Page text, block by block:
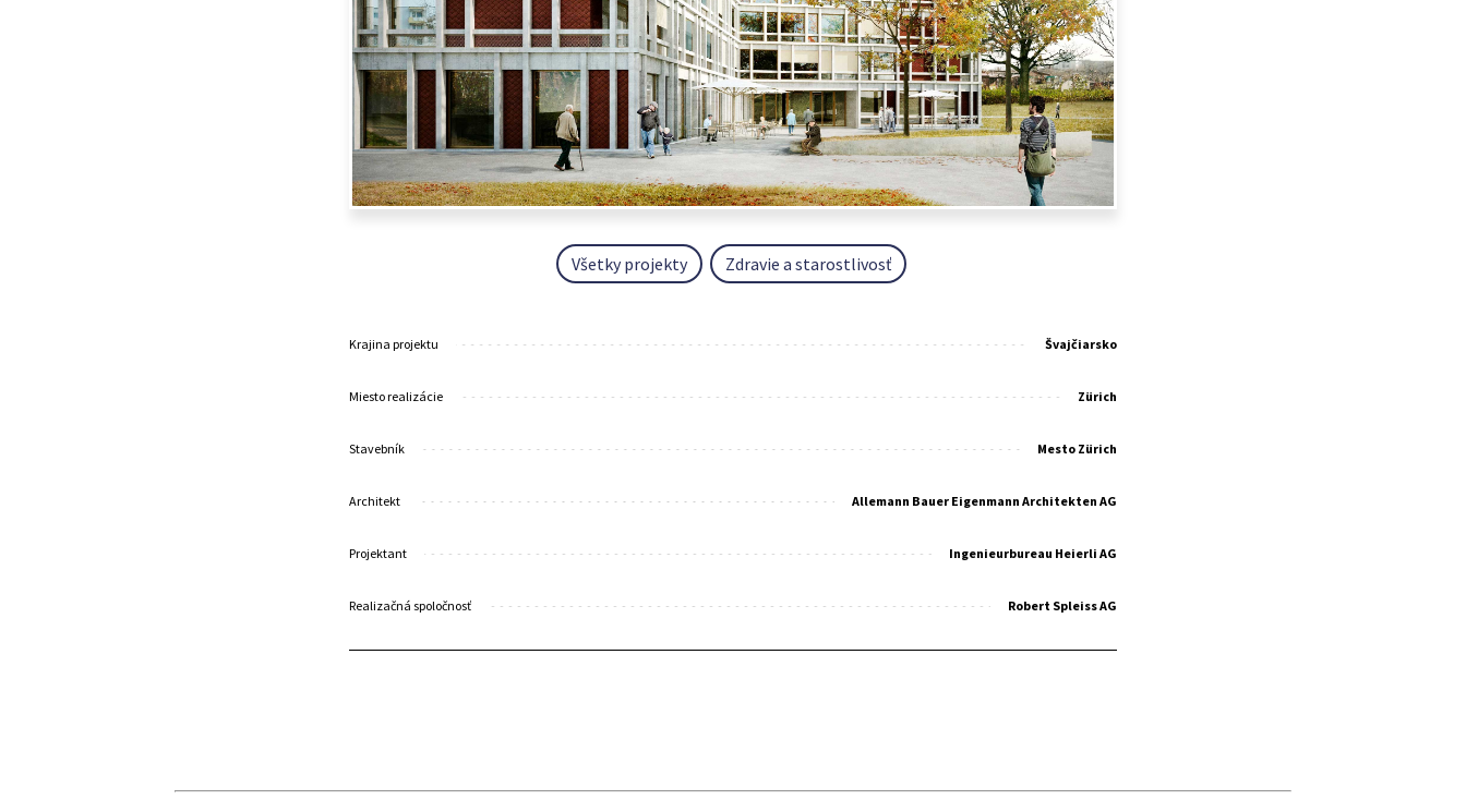
Všetky projekty Zdravie a starostlivosť
Krajina projektu Švajčiarsko
Miesto realizácie Zürich
Stavebník Mesto Zürich
Architekt Allemann Bauer Eigenmann Architekten AG
Projektant Ingenieurbureau Heierli AG
Realizačná spoločnosť Robert Spleiss AG